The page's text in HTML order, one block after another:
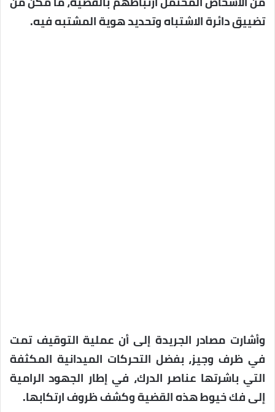
تضييق دائرة الاشتباه وتحديد هوية المشتبه فيه.
وأشارت مصادر الجريدة إلى أن عملية التوقيف تمت
في ظرف وجيز، بفضل التحركات الميدانية المكثفة
التي باشرتها عناصر الدرك، في إطار الجهود الرامية
إلى فك خيوط هذه القضية وكشف ظروف ارتكابها.